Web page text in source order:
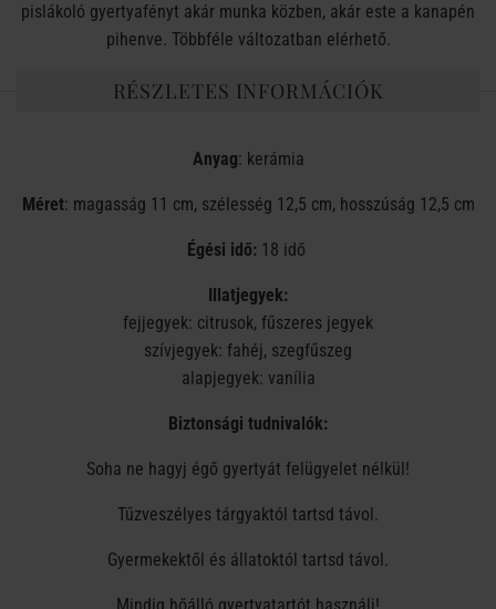
pislákoló gyertyafényt akár munka közben, akár este a kanapén
pihenve. Többféle változatban elérhető.
RÉSZLETES INFORMÁCIÓK
Anyag: kerámia
Méret: magasság 11 cm, szélesség 12,5 cm, hosszúság 12,5 cm
Égési idő:18 idő
Illatjegyek:
fejjegyek: citrusok, fűszeres jegyek
szívjegyek: fahéj, szegfűszeg
alapjegyek: vanília
Biztonsági tudnivalók:
Soha ne hagyj égő gyertyát felügyelet nélkül!
Tűzveszélyes tárgyaktól tartsd távol.
Gyermekektől és állatoktól tartsd távol.